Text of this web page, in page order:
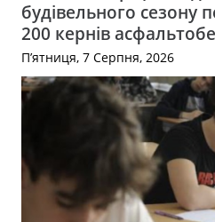
будівельного сезону
200 кернів
П’ятниця, 7 Серпня, 2026